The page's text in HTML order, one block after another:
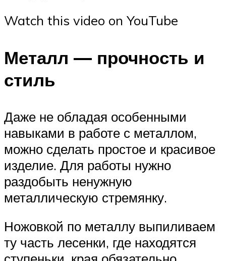
Watch this video on YouTube
Металл — прочность и
стиль
Даже не обладая особенными
навыками в работе с металлом,
можно сделать простое и красивое
изделие. Для работы нужно
раздобыть ненужную
металлическую стремянку.
Ножовкой по металлу выпиливаем
ту часть лесенки, где находятся